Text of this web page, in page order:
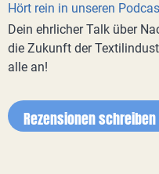
Hört rein in unseren
Dein ehrlicher Talk über
die Zukunft der
alle an!
Rezensionen schreiben